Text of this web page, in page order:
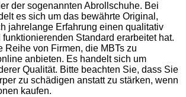
der sogenannten Abrollschuhe. Bei
es sich um das bewährte Original,
jahrelange Erfahrung einen qualitativ
Standard erarbeitet hat.
Reihe von Firmen, die MBTs zu
anbieten. Es handelt sich um
Qualität. Bitte beachten Sie, dass Sie
zu schädigen anstatt zu stärken, wenn
kaufen.